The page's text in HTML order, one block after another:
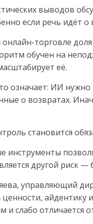
выводов
если речь идёт
онлайн-торговле
обучен на
её.
означает: ИИ
о возвратах.
становится
инструменты
другой риск
управляющий
айдентику
и слабо отличается